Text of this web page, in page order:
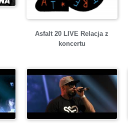
Asfalt 20 LIVE Relacja z
koncertu